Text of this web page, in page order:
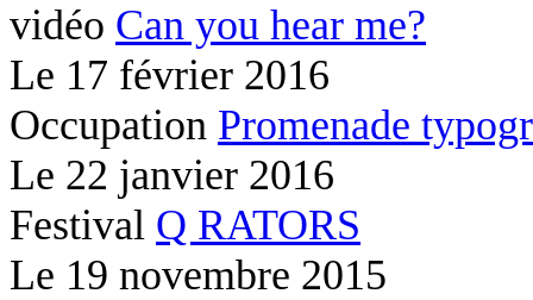
vidéo Can you hear me?
Le 17 février 2016
Occupation Promenade
Le 22 janvier 2016
Festival Q RATORS
Le 19 novembre 2015